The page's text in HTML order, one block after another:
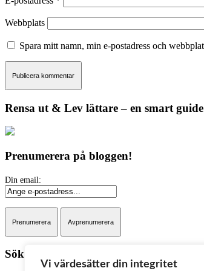
Vi värdesätter din integritet
Webbplats
Spara mitt namn, min e-postadress och
Rensa ut & Lev lättare – en smart
Prenumerera på bloggen!
Sök på bloggen: